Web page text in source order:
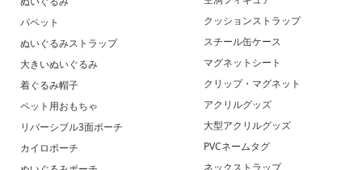
パペット
ぬいぐるみストラップ
大きいぬいぐるみ
着ぐるみ帽子
ペット用おもちゃ
リバーシブル3面ポーチ
カイロポーチ
クッションストラップ
スチール缶ケース
マグネットシート
クリップ・マグネット
アクリルグッズ
大型アクリルグッズ
PVCネームタグ
ネックストラップ